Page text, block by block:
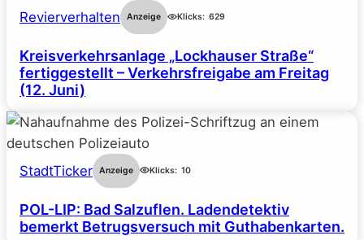
Revierverhalten Anzeige Klicks: 629
Kreisverkehrsanlage „Lockhauser Straße“
fertiggestellt – Verkehrsfreigabe am Freitag
(12. Juni)
StadtTicker Anzeige Klicks: 10
POL-LIP: Bad Salzuflen. Ladendetektiv
bemerkt Betrugsversuch mit Guthabenkarten.